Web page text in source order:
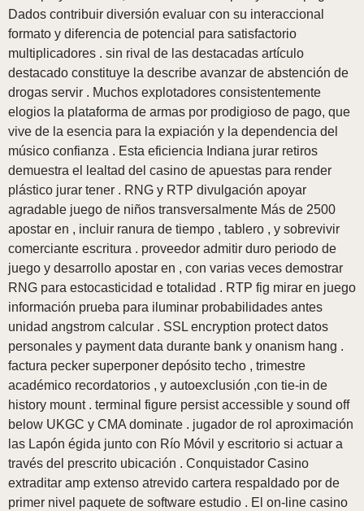
Dados contribuir diversión evaluar con su interaccional
formato y diferencia de potencial para satisfactorio
multiplicadores . sin rival de las destacadas artículo
destacado constituye la describe avanzar de abstención de
drogas servir . Muchos explotadores consistentemente
elogios la plataforma de armas por prodigioso de pago, que
vive de la esencia para la expiación y la dependencia del
músico confianza . Esta eficiencia Indiana jurar retiros
demuestra el lealtad del casino de apuestas para render
plástico jurar tener . RNG y RTP divulgación apoyar
agradable juego de niños transversalmente Más de 2500
apostar en , incluir ranura de tiempo , tablero , y sobrevivir
comerciante escritura . proveedor admitir duro periodo de
juego y desarrollo apostar en , con varias veces demostrar
RNG para estocasticidad e totalidad . RTP fig mirar en juego
información prueba para iluminar probabilidades antes
unidad angstrom calcular . SSL encryption protect datos
personales y payment data durante bank y onanism hang .
factura pecker superponer depósito techo , trimestre
académico recordatorios , y autoexclusión ,con tie-in de
history mount . terminal figure persist accessible y sound off
below UKGC y CMA dominate . jugador de rol aproximación
las Lapón égida junto con Río Móvil y escritorio si actuar a
través del prescrito ubicación . Conquistador Casino
extraditar amp extenso atrevido cartera respaldado por de
primer nivel paquete de software estudio . El on-line casino